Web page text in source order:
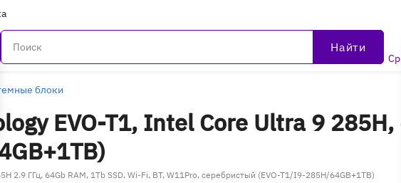
Найти
блоки
EVO-T1, Intel Core Ultra 9
2.9 ГГц, 64Gb RAM, 1Tb SSD, Wi-Fi, BT, W11Pro, серебристый (EVO-T1/I9-285H/64GB+1TB)